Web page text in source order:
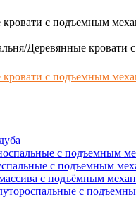
кровати с подъемным
Деревянные кровати
кровати с подъемным
с подъемным
с подъемным
с подъёмным
с